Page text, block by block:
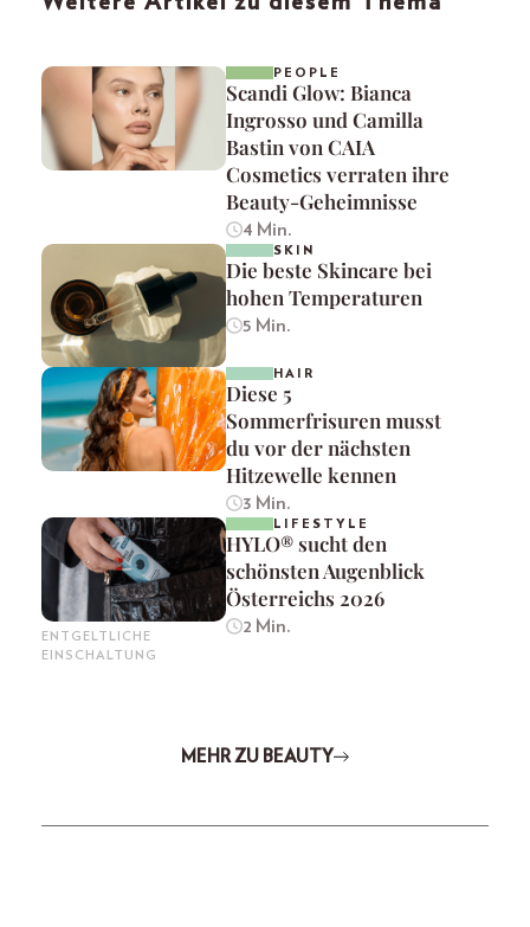
PEOPLE
Scandi Glow: Bianca
Ingrosso und Camilla
Bastin von CAIA
Cosmetics verraten ihre
Beauty-Geheimnisse
4 Min.
SKIN
Die beste Skincare bei
hohen Temperaturen
5 Min.
HAIR
Diese 5
Sommerfrisuren musst
du vor der nächsten
Hitzewelle kennen
3 Min.
ENTGELTLICHE
EINSCHALTUNG
LIFESTYLE
HYLO® sucht den
schönsten Augenblick
Österreichs 2026
2 Min.
MEHR ZU BEAUTY